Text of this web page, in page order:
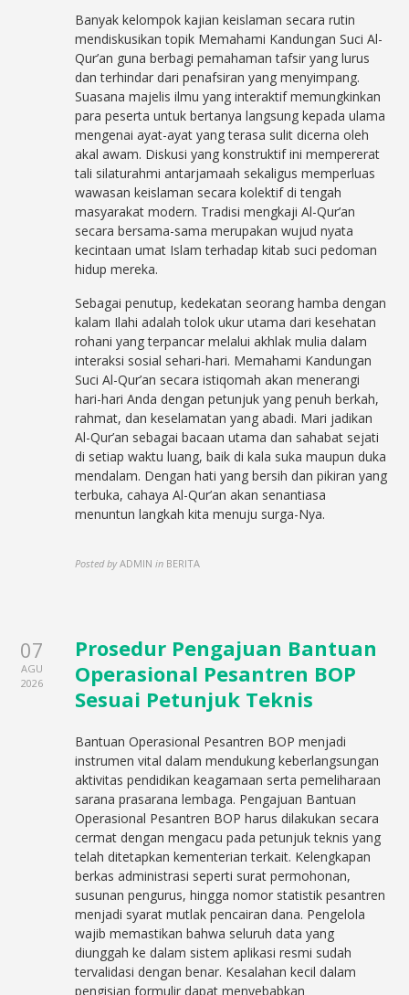
Banyak kelompok kajian keislaman secara rutin
mendiskusikan topik Memahami Kandungan Suci Al-
Qur’an guna berbagi pemahaman tafsir yang lurus
dan terhindar dari penafsiran yang menyimpang.
Suasana majelis ilmu yang interaktif memungkinkan
para peserta untuk bertanya langsung kepada ulama
mengenai ayat-ayat yang terasa sulit dicerna oleh
akal awam. Diskusi yang konstruktif ini mempererat
tali silaturahmi antarjamaah sekaligus memperluas
wawasan keislaman secara kolektif di tengah
masyarakat modern. Tradisi mengkaji Al-Qur’an
secara bersama-sama merupakan wujud nyata
kecintaan umat Islam terhadap kitab suci pedoman
hidup mereka.
Sebagai penutup, kedekatan seorang hamba dengan
kalam Ilahi adalah tolok ukur utama dari kesehatan
rohani yang terpancar melalui akhlak mulia dalam
interaksi sosial sehari-hari. Memahami Kandungan
Suci Al-Qur’an secara istiqomah akan menerangi
hari-hari Anda dengan petunjuk yang penuh berkah,
rahmat, dan keselamatan yang abadi. Mari jadikan
Al-Qur’an sebagai bacaan utama dan sahabat sejati
di setiap waktu luang, baik di kala suka maupun duka
mendalam. Dengan hati yang bersih dan pikiran yang
terbuka, cahaya Al-Qur’an akan senantiasa
menuntun langkah kita menuju surga-Nya.
Posted by ADMIN in BERITA
07
AGU
2026
Prosedur Pengajuan Bantuan
Operasional Pesantren BOP
Sesuai Petunjuk Teknis
Bantuan Operasional Pesantren BOP menjadi
instrumen vital dalam mendukung keberlangsungan
aktivitas pendidikan keagamaan serta pemeliharaan
sarana prasarana lembaga. Pengajuan Bantuan
Operasional Pesantren BOP harus dilakukan secara
cermat dengan mengacu pada petunjuk teknis yang
telah ditetapkan kementerian terkait. Kelengkapan
berkas administrasi seperti surat permohonan,
susunan pengurus, hingga nomor statistik pesantren
menjadi syarat mutlak pencairan dana. Pengelola
wajib memastikan bahwa seluruh data yang
diunggah ke dalam sistem aplikasi resmi sudah
tervalidasi dengan benar. Kesalahan kecil dalam
pengisian formulir dapat menyebabkan